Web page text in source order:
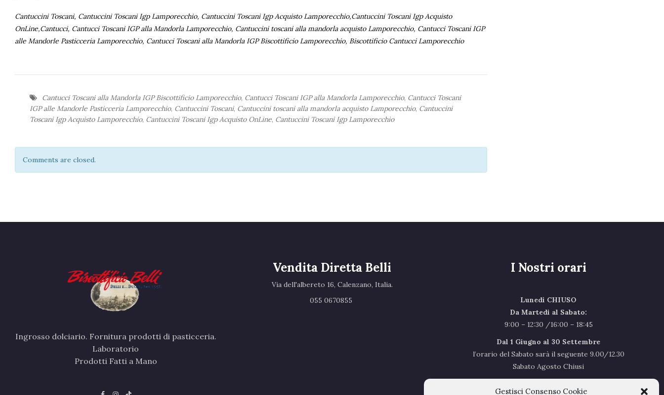
Gestisci Consenso Cookie
Alternative:
Cantuccini Toscani, Cantuccini Toscani Igp Lamporecchio, Cantuccini Toscani Igp Acquisto Lamporecchio,Cantuccini Toscani Igp Acquisto
OnLine,Cantucci, Cantucci Toscani IGP alla Mandorla Lamporecchio, Cantuccini toscani alla mandorla acquisto Lamporecchio, Cantucci Toscani IGP
alle Mandorle Pasticceria Lamporecchio, Cantucci Toscani alla Mandorla IGP Biscottificio Lamporecchio, Biscottificio Cantucci Lamporecchio
Cantucci Toscani alla Mandorla IGP Biscottificio Lamporecchio, Cantucci Toscani IGP alla Mandorla Lamporecchio, Cantucci Toscani
IGP alle Mandorle Pasticceria Lamporecchio, Cantuccini Toscani, Cantuccini toscani alla mandorla acquisto Lamporecchio, Cantuccini
Toscani Igp Acquisto Lamporecchio, Cantuccini Toscani Igp Acquisto OnLine, Cantuccini Toscani Igp Lamporecchio
Comments are closed.
Ingrosso dolciario. Fornitura prodotti di pasticceria.
Laboratorio
Prodotti Fatti a Mano
Vendita Diretta Belli
Via dell'albereto 16, Calenzano, Italia.‎
055 0670855 ‎
I Nostri orari
Lunedì CHIUSO
Da Martedi al Sabato:
9:00 – 12:30 /16:00 – 18:45
Dal 1 Giugno al 30 Settembre
l’orario del Sabato sarà il seguente 9.00/12.30
Sabato Agosto Chiusi